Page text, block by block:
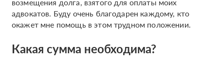
адвокатов. Буду очень благодарен каждому, кто
окажет мне помощь в этом трудном положении.
Какая сумма необходима?